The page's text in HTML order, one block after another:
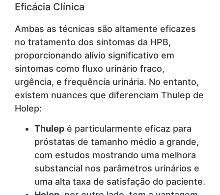
Eficácia Clínica
Ambas as técnicas são altamente eficazes
no tratamento dos sintomas da HPB,
proporcionando alívio significativo em
sintomas como fluxo urinário fraco,
urgência, e frequência urinária. No entanto,
existem nuances que diferenciam Thulep de
Holep:
Thulep é particularmente eficaz para
próstatas de tamanho médio a grande,
com estudos mostrando uma melhora
substancial nos parâmetros urinários e
uma alta taxa de satisfação do paciente.